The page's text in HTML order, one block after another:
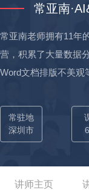
常亚南
常亚南老师拥有11年
营，积累了大量数据
Word文档排版不美观等问题，
期。招商银行苏州分
能、办公提效三大
基本的Excel技能远
薄片培训PPT制作技
常驻地
深圳市
讲师主页